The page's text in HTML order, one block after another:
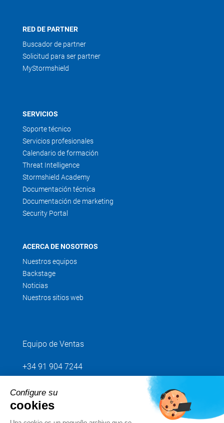
RED DE PARTNER
Buscador de partner
Solicitud para ser partner
MyStormshield
SERVICIOS
Soporte técnico
Servicios profesionales
Calendario de formación
Threat Intelligence
Stormshield Academy
Documentación técnica
Documentación de marketing
Security Portal
ACERCA DE NOSOTROS
Nuestros equipos
Backstage
Noticias
Nuestros sitios web
Equipo de Ventas
+34 91 904 7244
Envíenos su petición
Configure su
cookies